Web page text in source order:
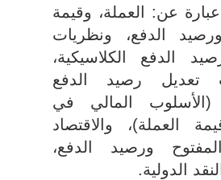
عن: العملة، وقيمة
ورصيد الدفع، ونظريات
الدفع الكلاسيكية،
تعديل رصيد الدفع
(الأسلوب المالي في
العملة)، والاقتصاد
ورصيد الدفع،
الدولية.